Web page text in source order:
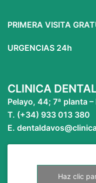
PRIMERA VISITA
URGENCIAS 24h
CLINICA
Pelayo, 44; 7ª planta
T. (+34) 933 013 380
E.
Haz clic